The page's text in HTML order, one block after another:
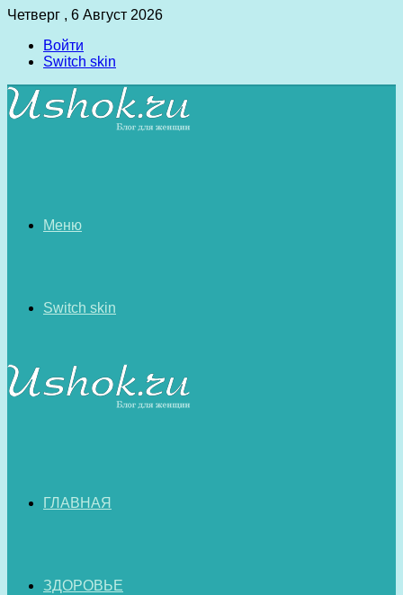
Четверг , 6 Август 2026
Войти
Switch skin
Меню
Switch skin
ГЛАВНАЯ
ЗДОРОВЬЕ